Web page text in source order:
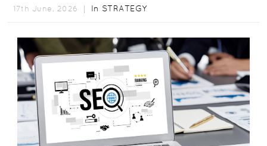
17th June, 2026 ｜ In STRATEGY